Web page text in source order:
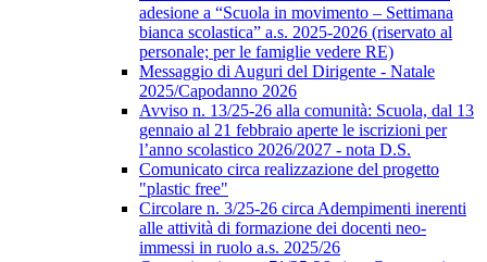
adesione a “Scuola in movimento – Settimana
bianca scolastica” a.s. 2025-2026 (riservato al
personale; per le famiglie vedere RE)
Messaggio di Auguri del Dirigente - Natale
2025/Capodanno 2026
Avviso n. 13/25-26 alla comunità: Scuola, dal 13
gennaio al 21 febbraio aperte le iscrizioni per
l’anno scolastico 2026/2027 - nota D.S.
Comunicato circa realizzazione del progetto
"plastic free"
Circolare n. 3/25-26 circa Adempimenti inerenti
alle attività di formazione dei docenti neo-
immessi in ruolo a.s. 2025/26